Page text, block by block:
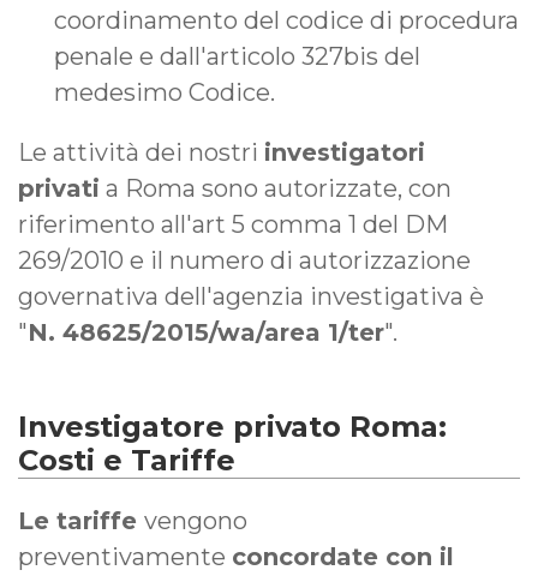
coordinamento del codice di procedura
penale e dall'articolo 327­bis del
medesimo Codice.
Le attività dei nostri investigatori
privati a Roma sono autorizzate, con
riferimento all'art 5 comma 1 del DM
269/2010 e il numero di autorizzazione
governativa dell'agenzia investigativa è
"N. 48625/2015/wa/area 1/ter".
Investigatore privato Roma:
Costi e Tariffe
Le tariffe vengono
preventivamente concordate con il